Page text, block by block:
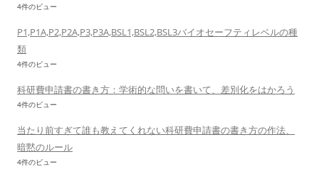
4件のビュー
P1,P1A,P2,P2A,P3,P3A,BSL1,BSL2,BSL3バイオセーフティレベルの種
類
4件のビュー
科研費申請書の書き方：学術的な問いを書いて、差別化をはかろう
4件のビュー
当たり前すぎて誰も教えてくれない科研費申請書の書き方の作法、
暗黙のルール
4件のビュー